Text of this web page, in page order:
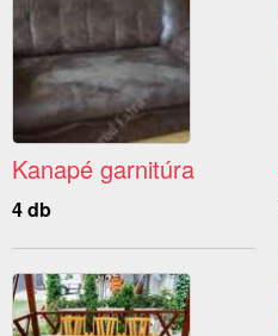
Kanapé garnitúra
4 db